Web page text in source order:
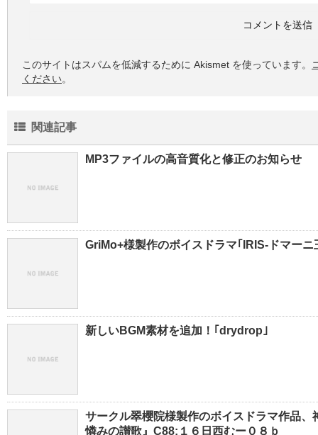
このサイトはスパムを低減するために Akismet を使っています。
ください。
関連記事
MP3ファイルの高音質化と修正のお知らせ
GriMo+様製作のボイスドラマ｢IRIS-ドマーニ
新しいBGM素材を追加！｢drydrop｣
サークル翠櫻院様製作のボイスドラマ作品
憐みの讃歌』C88:１６日西むー０８ｂ